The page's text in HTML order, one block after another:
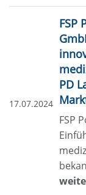
17.07.2024
FSP
PD
FSP